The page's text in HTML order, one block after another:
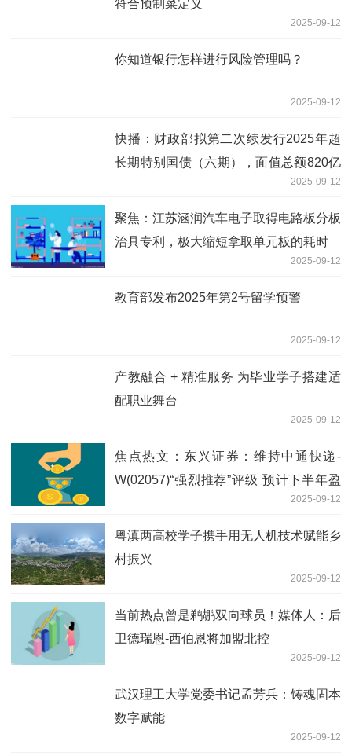
符合预制菜定义
2025-09-12
你知道银行怎样进行风险管理吗？
2025-09-12
快播：财政部拟第二次续发行2025年超
长期特别国债（六期），面值总额820亿
2025-09-12
聚焦：江苏涵润汽车电子取得电路板分板
治具专利，极大缩短拿取单元板的耗时
2025-09-12
教育部发布2025年第2号留学预警
2025-09-12
产教融合 + 精准服务 为毕业学子搭建适
配职业舞台
2025-09-12
焦点热文：东兴证券：维持中通快递-
W(02057)“强烈推荐”评级 预计下半年盈
2025-09-12
粤滇两高校学子携手用无人机技术赋能乡
村振兴
2025-09-12
当前热点曾是鹈鹕双向球员！媒体人：后
卫德瑞恩-西伯恩将加盟北控
2025-09-12
武汉理工大学党委书记孟芳兵：铸魂固本
数字赋能
2025-09-12